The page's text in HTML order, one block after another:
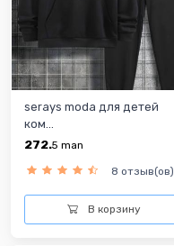
serays moda для детей
ком...
272.5 man
8 отзыв(ов)
В корзину